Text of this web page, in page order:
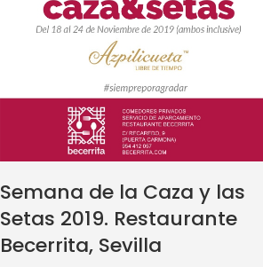
Semana de la Caza y las
Setas 2019. Restaurante
Becerrita, Sevilla